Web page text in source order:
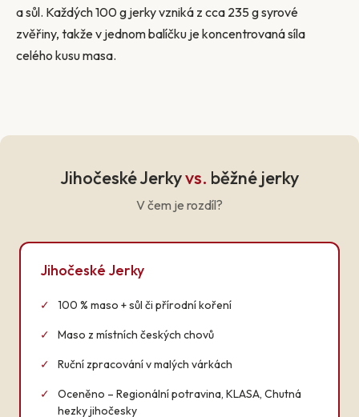
a sůl. Každých 100 g jerky vzniká z cca 235 g syrové
zvěřiny, takže v jednom balíčku je koncentrovaná síla
celého kusu masa.
Jihočeské Jerkyvs. běžné jerky
V čem je rozdíl?
Jihočeské Jerky
✓ 100 % maso + sůl či přírodní koření
✓ Maso z místních českých chovů
✓ Ruční zpracování v malých várkách
✓
Oceněno – Regionální potravina, KLASA, Chutná
hezky jihočesky